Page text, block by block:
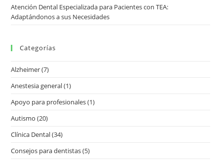
Atención Dental Especializada para Pacientes con TEA:
Adaptándonos a sus Necesidades
Categorías
Alzheimer(7)
Anestesia general(1)
Apoyo para profesionales(1)
Autismo (20)
Clínica Dental(34)
Consejos para dentistas(5)